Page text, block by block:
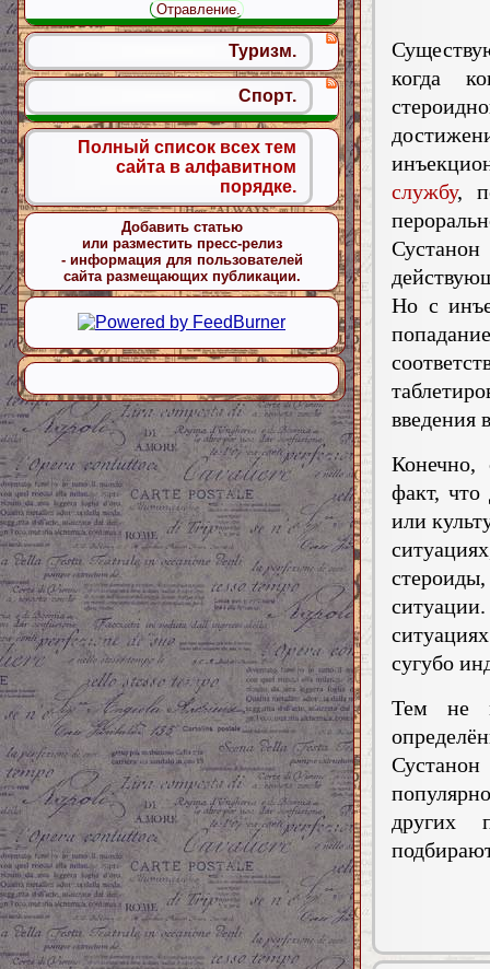
когда
службу,
Но с
введения
Конечно,
факт, что
или
сугубо
Тем не
других
Отравление.
Туризм.
Спорт.
Полный список всех тем
сайта в алфавитном
порядке.
Добавить статью
или разместить пресс-релиз
- информация для пользователей
сайта размещающих публикации.